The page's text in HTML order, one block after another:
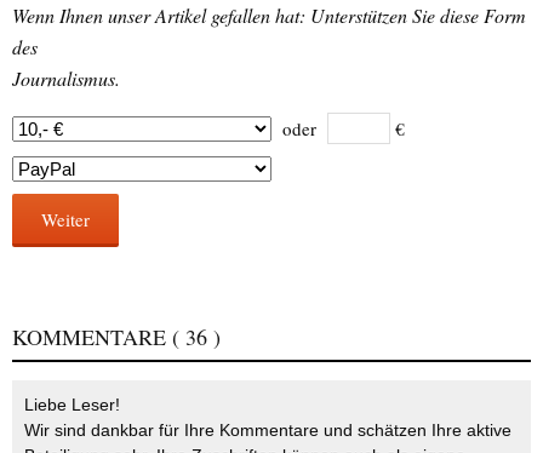
Wenn Ihnen unser Artikel gefallen hat: Unterstützen Sie diese Form
des
Journalismus.
oder €
Weiter
KOMMENTARE ( 36 )
Liebe Leser!
Wir sind dankbar für Ihre Kommentare und schätzen Ihre aktive